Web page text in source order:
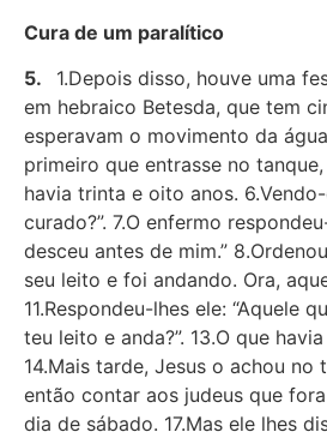
Cura de um paralítico
5. 1.Depois disso, houve uma
em hebraico Betesda, que tem
esperavam o movimento da
primeiro que entrasse no
havia trinta e oito anos.
curado?”. 7.O enfermo
desceu antes de mim.”
seu leito e foi andando. Ora,
11.Respondeu-lhes ele: “Aquele
teu leito e anda?”. 13.O que
14.Mais tarde, Jesus o achou
então contar aos judeus que
dia de sábado. 17.Mas ele lhes